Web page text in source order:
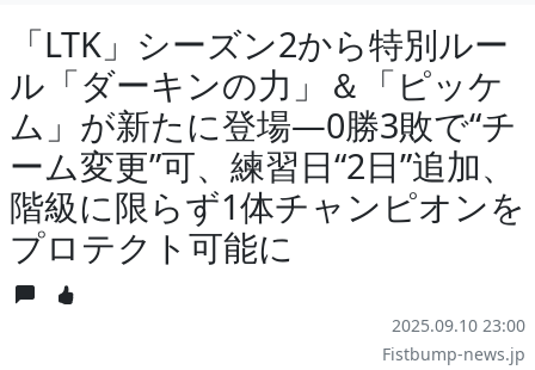
「LTK」シーズン2から特別ルー
ル「ダーキンの力」＆「ピッケ
ム」が新たに登場―0勝3敗で“チ
ーム変更”可、練習日“2日”追加、
階級に限らず1体チャンピオンを
プロテクト可能に
2025.09.10 23:00
Fistbump-news.jp